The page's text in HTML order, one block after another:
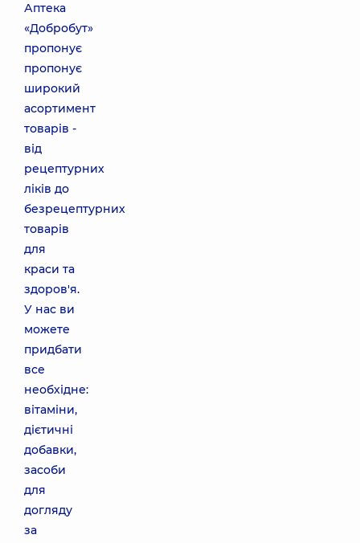
Аптека
«Добробут»
пропонує
пропонує
широкий
асортимент
товарів -
від
рецептурних
ліків до
безрецептурних
товарів
для
краси та
здоров'я.
У нас ви
можете
придбати
все
необхідне:
вітаміни,
дієтичні
добавки,
засоби
для
догляду
за